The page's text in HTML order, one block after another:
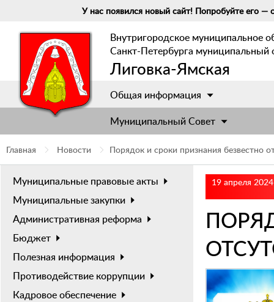
У нас появился новый сайт! Попробуйте его —
Внутригородское муниципальное
Санкт-Петербурга муниципальный
Лиговка-Ямская
Общая информация
Муниципальный Cовет
Главная Новости Порядок и сроки признания
Муниципальные правовые акты
Муниципальные закупки
Административная реформа
Бюджет
Полезная информация
Противодействие коррупции
Кадровое обеспечение
19 апреля 2024